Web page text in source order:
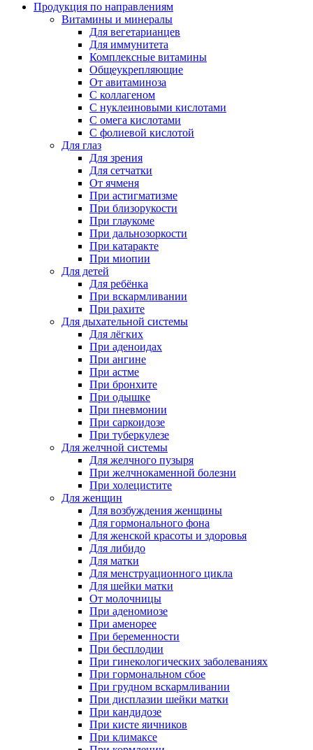
Продукция по направлениям
Витамины и минералы
Для вегетарианцев
Для иммунитета
Комплексные витамины
Общеукрепляющие
От авитаминоза
С коллагеном
С нуклеиновыми кислотами
С омега кислотами
С фолиевой кислотой
Для глаз
Для зрения
Для сетчатки
От ячменя
При астигматизме
При близорукости
При глаукоме
При дальнозоркости
При катаракте
При миопии
Для детей
Для ребёнка
При вскармливании
При рахите
Для дыхательной системы
Для лёгких
При аденоидах
При ангине
При астме
При бронхите
При одышке
При пневмонии
При саркоидозе
При туберкулезе
Для желчной системы
Для желчного пузыря
При желчнокаменной болезни
При холецистите
Для женщин
Для возбуждения женщины
Для гормонального фона
Для женской красоты и здоровья
Для либидо
Для матки
Для менструационного цикла
Для шейки матки
От молочницы
При аденомиозе
При аменорее
При беременности
При бесплодии
При гинекологических заболеваниях
При гормональном сбое
При грудном вскармливании
При дисплазии шейки матки
При кандидозе
При кисте яичников
При климаксе